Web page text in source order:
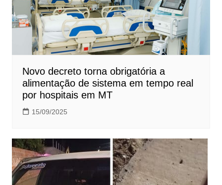
Novo decreto torna obrigatória a
alimentação de sistema em tempo real
por hospitais em MT
15/09/2025